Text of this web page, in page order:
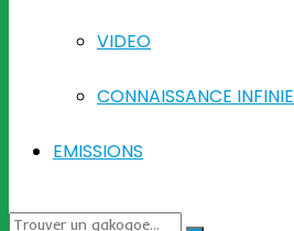
VIDEO
CONNAISSANCE INFINIE
EMISSIONS